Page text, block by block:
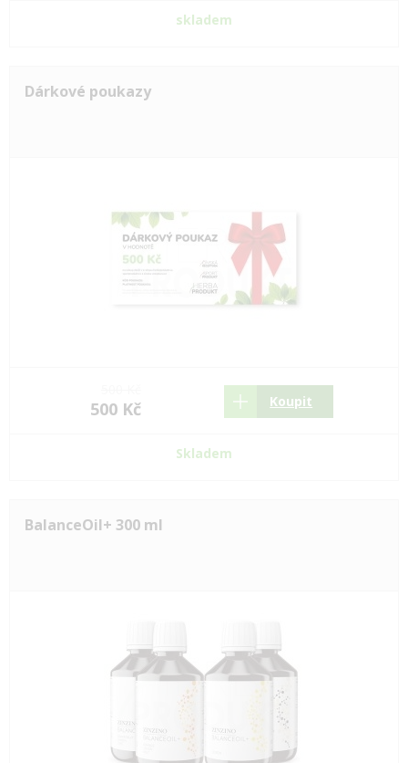
skladem
Dárkové poukazy
500 Kč Koupit
Skladem
BalanceOil+ 300 ml